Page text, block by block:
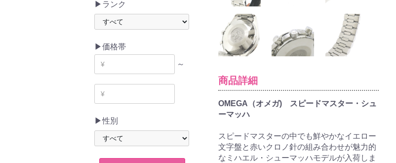
▶ランク
▶価格帯
～
▶性別
商品詳細
OMEGA（オメガ) スピードマスター・シュ
ーマッハ
スピードマスターの中でも鮮やかなイエロー
文字盤と赤いクロノ針の組み合わせが魅力的
なミハエル・シューマッハモデルが入荷しま